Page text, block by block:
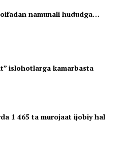
namunali hududga…
islohotlarga kamarbasta
1 465 ta murojaat ijobiy hal